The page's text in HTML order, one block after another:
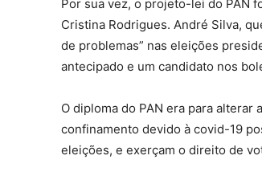
Por sua vez, o projeto-lei do PAN
Cristina Rodrigues. André Silva,
de problemas” nas eleições
antecipado e um candidato nos
O diploma do PAN era para
confinamento devido à covid-19
eleições, e exerçam o direito de